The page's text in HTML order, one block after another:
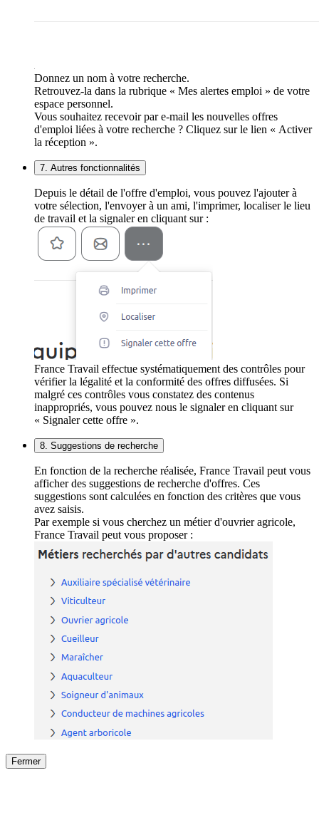
Donnez un nom à votre recherche.
Retrouvez-la dans la rubrique « Mes alertes emploi » de votre
espace personnel.
Vous souhaitez recevoir par e-mail les nouvelles offres
d'emploi liées à votre recherche ? Cliquez sur le lien « Activer
la réception ».
7. Autres fonctionnalités
Depuis le détail de l'offre d'emploi, vous pouvez l'ajouter à
votre sélection, l'envoyer à un ami, l'imprimer, localiser le lieu
de travail et la signaler en cliquant sur :
France Travail effectue systématiquement des contrôles pour
vérifier la légalité et la conformité des offres diffusées. Si
malgré ces contrôles vous constatez des contenus
inappropriés, vous pouvez nous le signaler en cliquant sur
« Signaler cette offre ».
8. Suggestions de recherche
En fonction de la recherche réalisée, France Travail peut vous
afficher des suggestions de recherche d'offres. Ces
suggestions sont calculées en fonction des critères que vous
avez saisis.
Par exemple si vous cherchez un métier d'ouvrier agricole,
France Travail peut vous proposer :
Fermer